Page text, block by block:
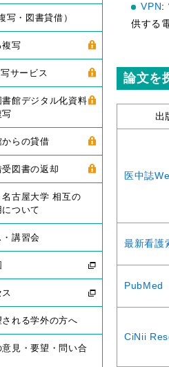
VPN:
供する
論文を
出
医中誌
最新看護
PubMed
CiNii
写・図書貸借）
複写
サービス
書館デジタル化資料
写
らの貸借
図書の返却
古屋大学 相互の
ついて
講習会
れる学外の方へ
意見・要望・問い合